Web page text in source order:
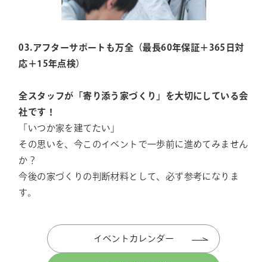
03.アフターサポートも万全（最長60年保証＋365日対
応＋15年点検）
全スタッフが「寄り添う家づくり」を大切にしている会
社です！
「いつか家を建てたい」
その思いを、今このイベントで一歩前に進めてみません
か？
今後の家づくりの判断材料として、必ず参考になりま
す。
イベントカレンダー